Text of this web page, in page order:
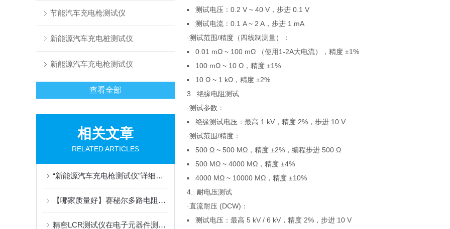
节能汽车充电枪测试仪
新能源汽车充电桩测试仪
新能源汽车充电枪测试仪
查看全部
相关文章
RELATED ARTICLES
“新能源汽车充电枪测试仪”详细介绍
【哪家质量好】赛秘尔多路电阻测试仪与高压电缆测试仪深度解析
精密LCR测试仪在电子元器件测试中的应用
▪ 测试电压：0.2 V ~ 40 V，步进 0.1 V
▪ 测试电流：0.1 A ~ 2 A，步进 1 mA
·测试范围/精度（四线制测量）：
▪ 0.01 mΩ ~ 100 mΩ （使用1-2A大电流），精度 ±1%
▪ 100 mΩ ~ 10 Ω，精度 ±1%
▪ 10 Ω ~ 1 kΩ，精度 ±2%
3. 绝缘电阻测试
·测试参数：
▪ 绝缘测试电压：最高 1 kV，精度 2%，步进 10 V
·测试范围/精度：
▪ 500 Ω ~ 500 MΩ，精度 ±2%，编程步进 500 Ω
▪ 500 MΩ ~ 4000 MΩ，精度 ±4%
▪ 4000 MΩ ~ 10000 MΩ，精度 ±10%
4. 耐电压测试
·直流耐压 (DCW)：
▪ 测试电压：最高 5 kV / 6 kV，精度 2%，步进 10 V